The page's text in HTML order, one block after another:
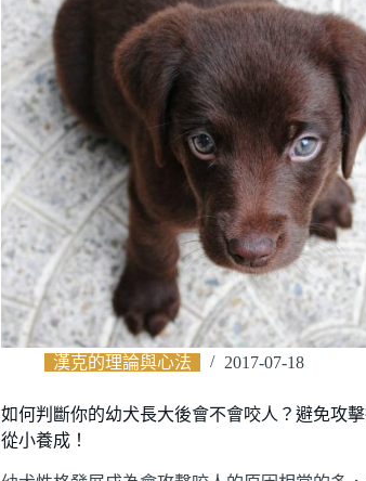
漢克的理論與心法 2017-07-18
如何判斷你的幼犬長大後會不會咬人？避免攻
從小養成！